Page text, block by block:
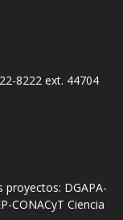
8222 ext. 44704
DGAPA-
CONACyT Ciencia